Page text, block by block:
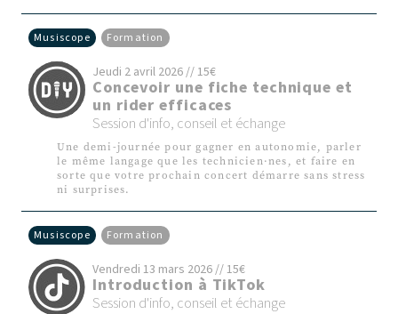
Musiscope Formation
​​Jeudi 2 avril 2026 // 15€
Concevoir une fiche technique et
un rider efficaces
Session d'info, conseil et échange
Une demi-journée pour gagner en autonomie, parler
le même langage que les technicien·nes, et faire en
sorte que votre prochain concert démarre sans stress
ni surprises.
Musiscope Formation
Vendredi 13 mars 2026 // 15€
Introduction à TikTok
Session d'info, conseil et échange